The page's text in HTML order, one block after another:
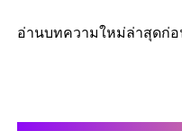
อ่านบทความใหม่ล่าสุดก่อ